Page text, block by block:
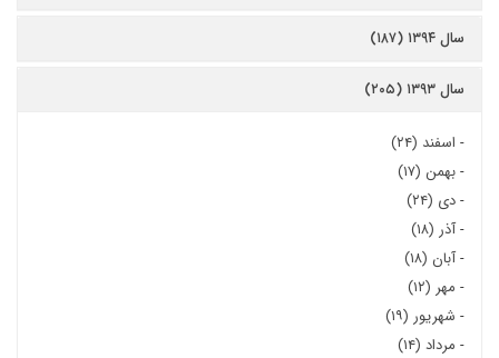
سال ۱۳۹۴ (۱۸۷)
سال ۱۳۹۳ (۲۰۵)
- اسفند (۲۴)
-بهمن (۱۷)
-دی (۲۴)
-آذر (۱۸)
-آبان (۱۸)
- مهر (۱۲)
- شهریور (۱۹)
- مرداد (۱۴)